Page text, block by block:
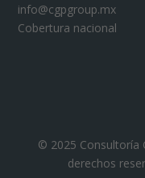
info@cgpgroup.mx
Cobertura nacional
© 2025 Consultoría
derechos